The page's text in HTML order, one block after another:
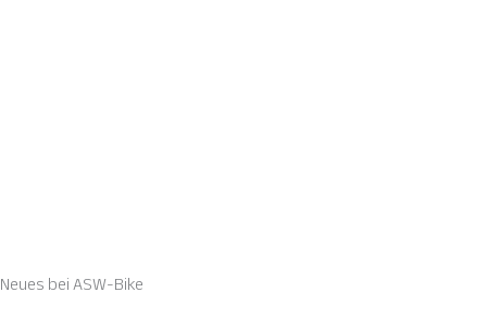
Neues bei ASW-Bike